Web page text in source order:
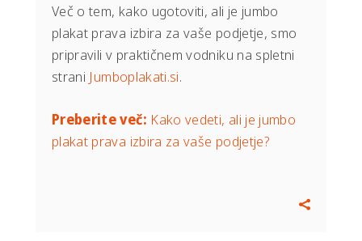
Več o tem, kako ugotoviti, ali je jumbo
plakat prava izbira za vaše podjetje, smo
pripravili v praktičnem vodniku na spletni
strani Jumboplakati.si.
Preberite več: Kako vedeti, ali je jumbo
plakat prava izbira za vaše podjetje?